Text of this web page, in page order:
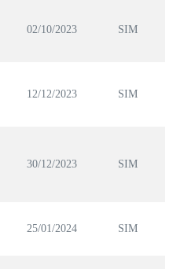
02/10/2023 SIM
12/12/2023 SIM
30/12/2023 SIM
25/01/2024 SIM